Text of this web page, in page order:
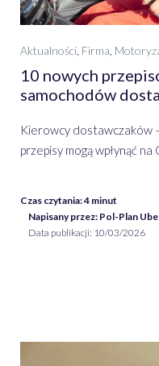
Aktualności Firma
10 nowych
samochodów
Kierowcy dostawczaków
przepisy mogą wpłynąć
Czas czytania:4 minut
Napisany przez: Pol-Plan
Data publikacji: 10/03/2026